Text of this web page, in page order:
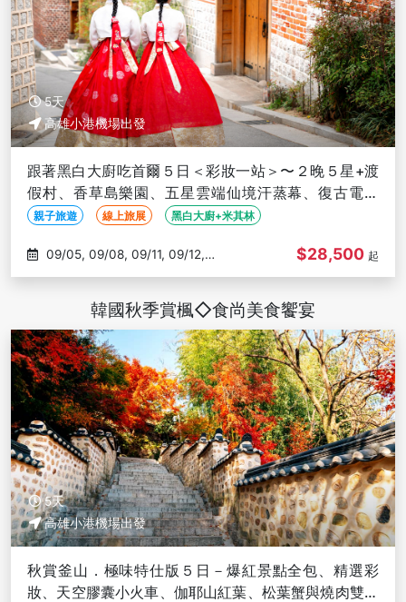
5天
高雄小港機場出發
跟著黑白大廚吃首爾５日＜彩妝一站＞〜２晚５星+渡
假村、香草島樂園、五星雲端仙境汗蒸幕、復古電動
車、米其林饗宴-高雄出發
親子旅遊 線上旅展 黑白大廚+米其林
09/15
$28,500 起
韓國秋季賞楓◇食尚美食饗宴
5天
高雄小港機場出發
秋賞釜山．極味特仕版５日－爆紅景點全包、精選彩
妝、天空膠囊小火車、伽耶山紅葉、松葉蟹與燒肉雙重